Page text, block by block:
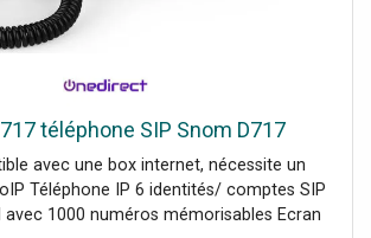
téléphone SIP Snom D717
avec une box internet, nécessite un
Téléphone IP 6 identités/ comptes SIP
1000 numéros mémorisables Ecran